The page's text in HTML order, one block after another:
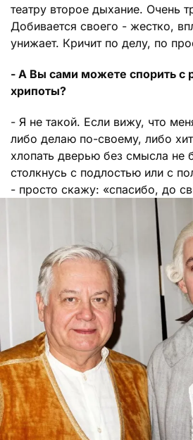
театру второе дыхание. Очень
Добивается своего - жестко,
унижает. Кричит по делу, по
- А Вы сами можете спорить с
хрипоты?
- Я не такой. Если вижу, что
либо делаю по-своему, либо
хлопать дверью без смысла не
столкнусь с подлостью или с
- просто скажу: «спасибо, до